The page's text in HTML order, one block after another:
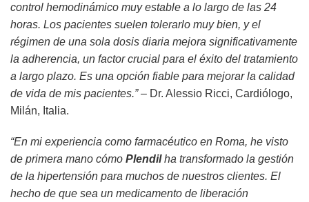
control hemodinámico muy estable a lo largo de las 24
horas. Los pacientes suelen tolerarlo muy bien, y el
régimen de una sola dosis diaria mejora significativamente
la adherencia, un factor crucial para el éxito del tratamiento
a largo plazo. Es una opción fiable para mejorar la calidad
de vida de mis pacientes.”– Dr. Alessio Ricci, Cardiólogo,
Milán, Italia.
“En mi experiencia como farmacéutico en Roma, he visto
de primera mano cómo Plendilha transformado la gestión
de la hipertensión para muchos de nuestros clientes. El
hecho de que sea un medicamento de liberación